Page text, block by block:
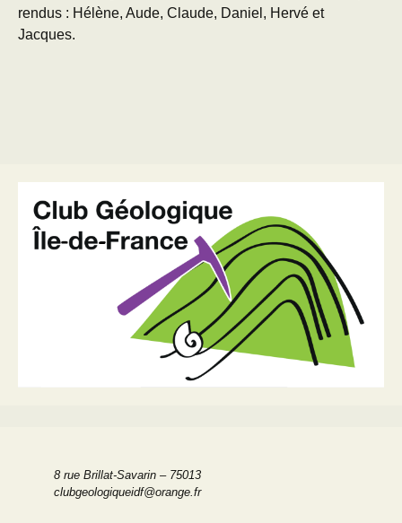
rendus : Hélène, Aude, Claude, Daniel, Hervé et
Jacques.
8 rue Brillat-Savarin – 75013
clubgeologiqueidf@orange.fr